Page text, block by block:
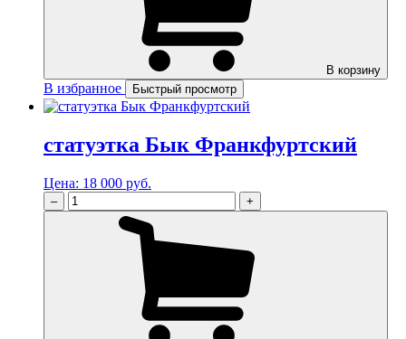
В корзину
В избранное Быстрый просмотр
статуэтка Бык Франкфуртский
Цена: 18 000 руб.
– +